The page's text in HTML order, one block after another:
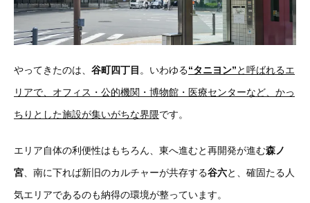
やってきたのは、 谷町四丁目 。いわゆる“タニヨン”と呼ばれるエ
リアで、オフィス・公的機関・博物館・医療センターなど、かっ
ちりとした施設が集いがちな界隈です。
エリア自体の利便性はもちろん、東へ進むと再開発が進む森ノ
宮 、南に下れば新旧のカルチャーが共存する谷六と、確固たる人
気エリアであるのも納得の環境が整っています。